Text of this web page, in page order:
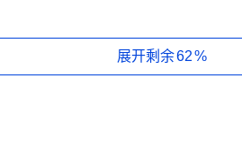
展开剩余62%